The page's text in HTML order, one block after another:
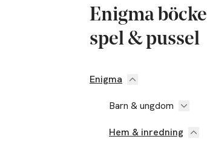
Enigma
spel & pussel
Hoppa till produktsidan
Enigma
Barn & ungdom
Hem & inredning